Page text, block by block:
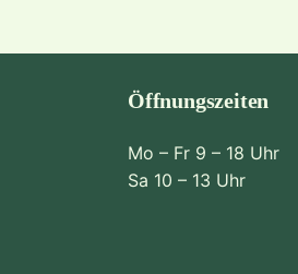
Öffnungszeiten
Mo – Fr 9 – 18 Uhr
Sa 10 – 13 Uhr